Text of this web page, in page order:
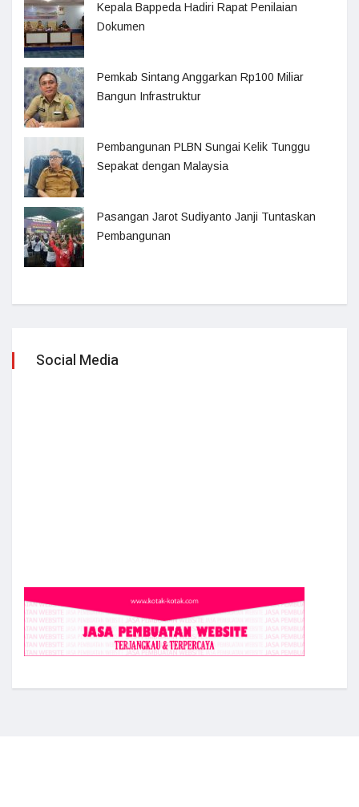
Kepala Bappeda Hadiri Rapat Penilaian
Dokumen
Pemkab Sintang Anggarkan Rp100 Miliar
Bangun Infrastruktur
Pembangunan PLBN Sungai Kelik Tunggu
Sepakat dengan Malaysia
Pasangan Jarot Sudiyanto Janji Tuntaskan
Pembangunan
Social Media